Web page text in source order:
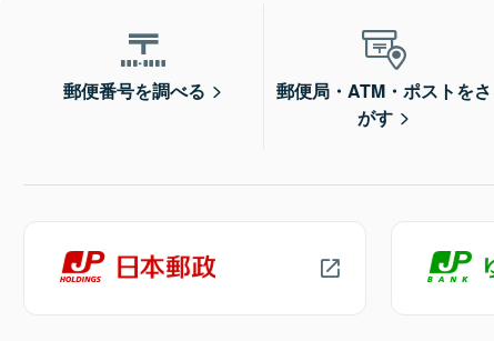
郵便番号を調べる
郵便局・ATM・ポストをさ
がす